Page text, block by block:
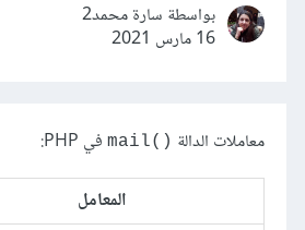
بواسطة سارة محمد2
16 مارس 2021
معاملات الدالة mail()‎ في PHP:
المعامل